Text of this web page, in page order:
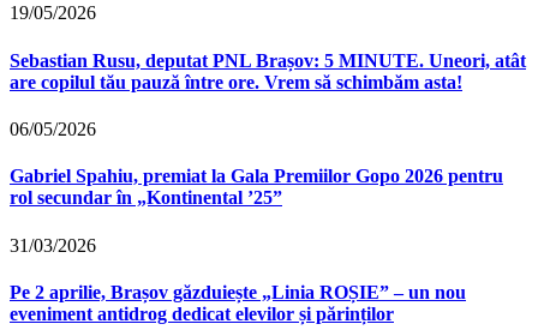
19/05/2026
Sebastian Rusu, deputat PNL Brașov: 5 MINUTE. Uneori, atât
are copilul tău pauză între ore. Vrem să schimbăm asta!
06/05/2026
Gabriel Spahiu, premiat la Gala Premiilor Gopo 2026 pentru
rol secundar în „Kontinental ’25”
31/03/2026
Pe 2 aprilie, Brașov găzduiește „Linia ROȘIE” – un nou
eveniment antidrog dedicat elevilor și părinților